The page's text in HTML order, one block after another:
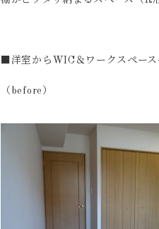
■洋室からWIC＆ワークスペース
（before）